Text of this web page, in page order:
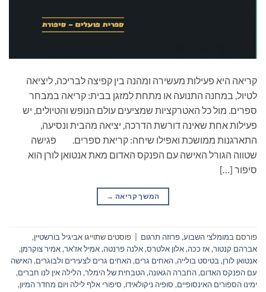
קריאה היא פעילות מעשירה ומהנה בין קפיצה לבריכה, ליציאה
לטיול, במחנה התנועה או מתחת למזגן בבית: קריאה במבחר
ספרים. מול כל האטרקציות שמציעים עולם הנופש והטיולים, יש
פעילות אחת שאינה דורשת הדרכה, יציאה מהבית ונסיעה,
התארגנות ממושכת ואפילו שיחה: קריאת ספרים. פגישה
שטווה הגורל האישה עם הפנקס האדום מאת אנטואן לורן הוא
סיפור […]
המשך קריאה →
פורסם במומלצי השבוע,פרוזה תרגום פוסטים שתוייגו אביגיל בורשטיין,
אברהם קנטור,אז ככה,אלון אלטרס,אלנה פרנטה,אמיל אז'אר,אמיר צוקרמן,
אנטואן לורן,בטיסט בולייה,האחים גרים,האחים גרים לצעירים ולבוגרים,האישה
עם הפנקס האדום,החברה הגאונה,הטבחית של הימלר,הלילה אין לנו חברים,
ימינו הספורים האינסופיים, סופיה ניקולאידו, סיפורי אלף לילה ויום מחדר המיון,